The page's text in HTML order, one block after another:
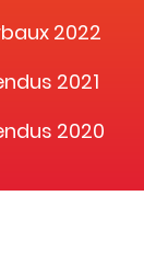
2022
2021
2020